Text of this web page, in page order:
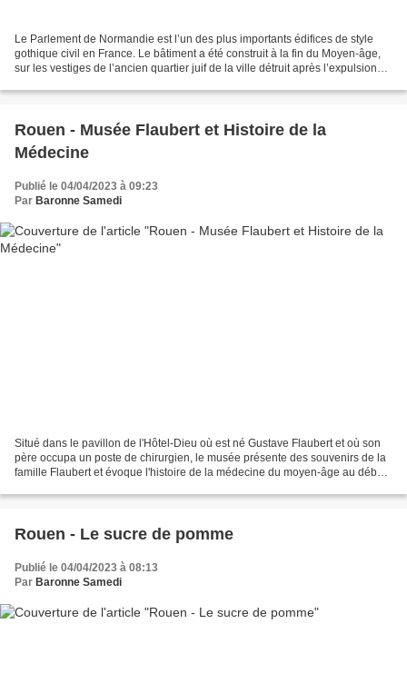
Le Parlement de Normandie est l’un des plus importants édifices de style
gothique civil en France. Le bâtiment a été construit à la fin du Moyen-âge,
sur les vestiges de l’ancien quartier juif de la ville détruit après l’expulsion
Rouen - Musée Flaubert et Histoire de la
Médecine
Publié le 04/04/2023 à 09:23
Par Baronne Samedi
Situé dans le pavillon de l'Hôtel-Dieu où est né Gustave Flaubert et où son
père occupa un poste de chirurgien, le musée présente des souvenirs de la
famille Flaubert et évoque l'histoire de la médecine du moyen-âge au début
Rouen - Le sucre de pomme
Publié le 04/04/2023 à 08:13
Par Baronne Samedi